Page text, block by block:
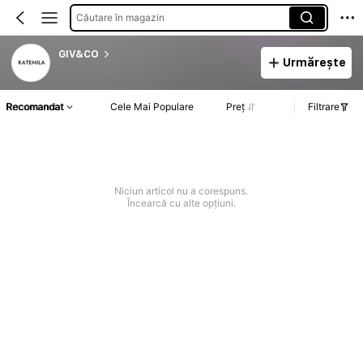
Căutare în magazin
GIV&CO
Urmărește
Recomandat Cele Mai Populare Preț Filtrare
Niciun articol nu a corespuns.
Încearcă cu alte opțiuni.